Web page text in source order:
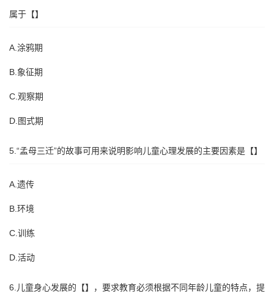
属于【】
A.涂鸦期
B.象征期
C.观察期
D.图式期
5.“孟母三迁”的故事可用来说明影响儿童心理发展的主要因素是【】
A.遗传
B.环境
C.训练
D.活动
6.儿童身心发展的【】，要求教育必须根据不同年龄儿童的特点，提